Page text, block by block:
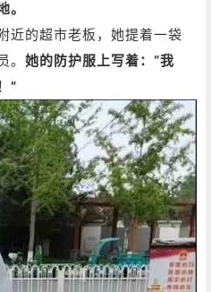
。
近的超市老板，她提着一袋
。 她的防护服上写着：“我
”